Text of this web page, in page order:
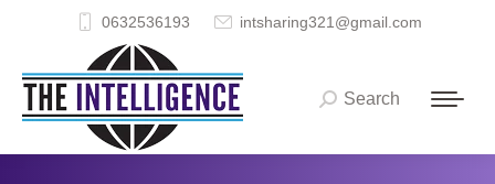
0632536193 intsharing321@gmail.com
Search:
Search